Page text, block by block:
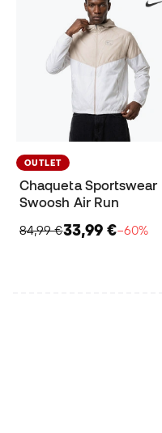
OUTLET
Chaqueta Sportswear
Swoosh Air Run
84,99 €33,99 €−60%